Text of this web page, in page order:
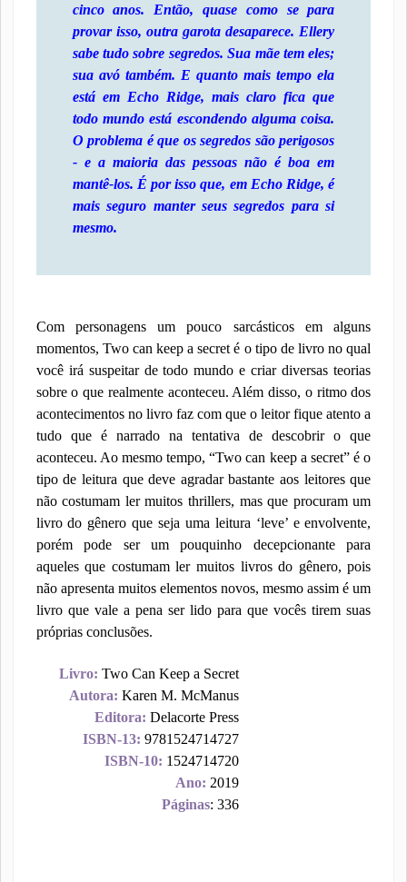
cinco anos. Então, quase como se para
provar isso, outra garota desaparece. Ellery
sabe tudo sobre segredos. Sua mãe tem eles;
sua avó também. E quanto mais tempo ela
está em Echo Ridge, mais claro fica que
todo mundo está escondendo alguma coisa.
O problema é que os segredos são perigosos
- e a maioria das pessoas não é boa em
mantê-los. É por isso que, em Echo Ridge, é
mais seguro manter seus segredos para si
mesmo.
Com personagens um pouco sarcásticos em alguns
momentos, Two can keep a secret é o tipo de livro no qual
você irá suspeitar de todo mundo e criar diversas teorias
sobre o que realmente aconteceu. Além disso, o ritmo dos
acontecimentos no livro faz com que o leitor fique atento a
tudo que é narrado na tentativa de descobrir o que
aconteceu. Ao mesmo tempo, “Two can keep a secret” é o
tipo de leitura que deve agradar bastante aos leitores que
não costumam ler muitos thrillers, mas que procuram um
livro do gênero que seja uma leitura ‘leve’ e envolvente,
porém pode ser um pouquinho decepcionante para
aqueles que costumam ler muitos livros do gênero, pois
não apresenta muitos elementos novos, mesmo assim é um
livro que vale a pena ser lido para que vocês tirem suas
próprias conclusões.
Livro: Two Can Keep a Secret
Autora: Karen M. McManus
Editora: Delacorte Press
ISBN-13: 9781524714727
ISBN-10: 1524714720
Ano: 2019
Páginas: 336